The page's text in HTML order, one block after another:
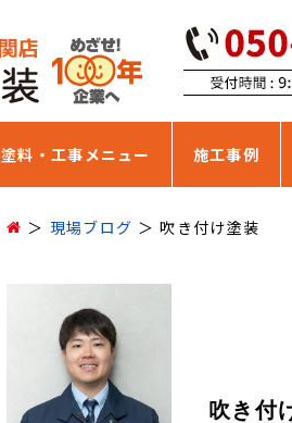
塗料・工事メニュー 施工事例
現場ブログ 吹き付け塗装
吹き付